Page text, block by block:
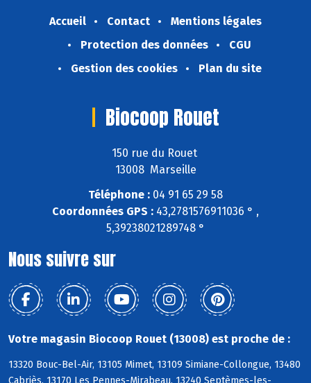
Accueil Contact
Mentions légales
Protection des données
CGU
Gestion des cookies
Plan du site
Biocoop Rouet
150 rue du Rouet
13008 Marseille
Téléphone : 04 91 65 29 58
Coordonnées GPS : 43,2781576911036 ° ,
5,39238021289748 °
Nous suivre sur
Votre magasin Biocoop Rouet (13008) est proche de :
13320 Bouc-Bel-Air, 13105 Mimet, 13109 Simiane-Collongue, 13480